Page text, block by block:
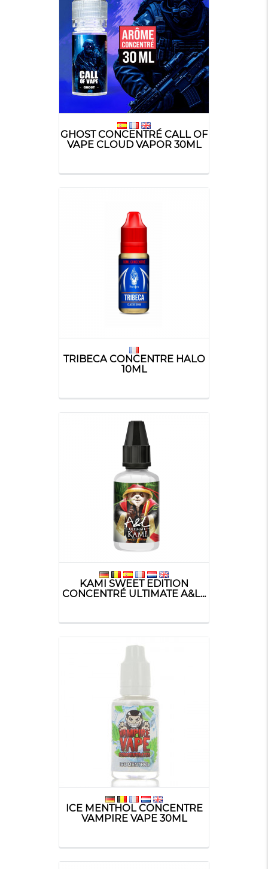
GHOST CONCENTRÉ CALL OF
VAPE CLOUD VAPOR 30ML
TRIBECA CONCENTRE HALO
10ML
KAMI SWEET EDITION
CONCENTRÉ ULTIMATE A&L...
ICE MENTHOL CONCENTRE
VAMPIRE VAPE 30ML